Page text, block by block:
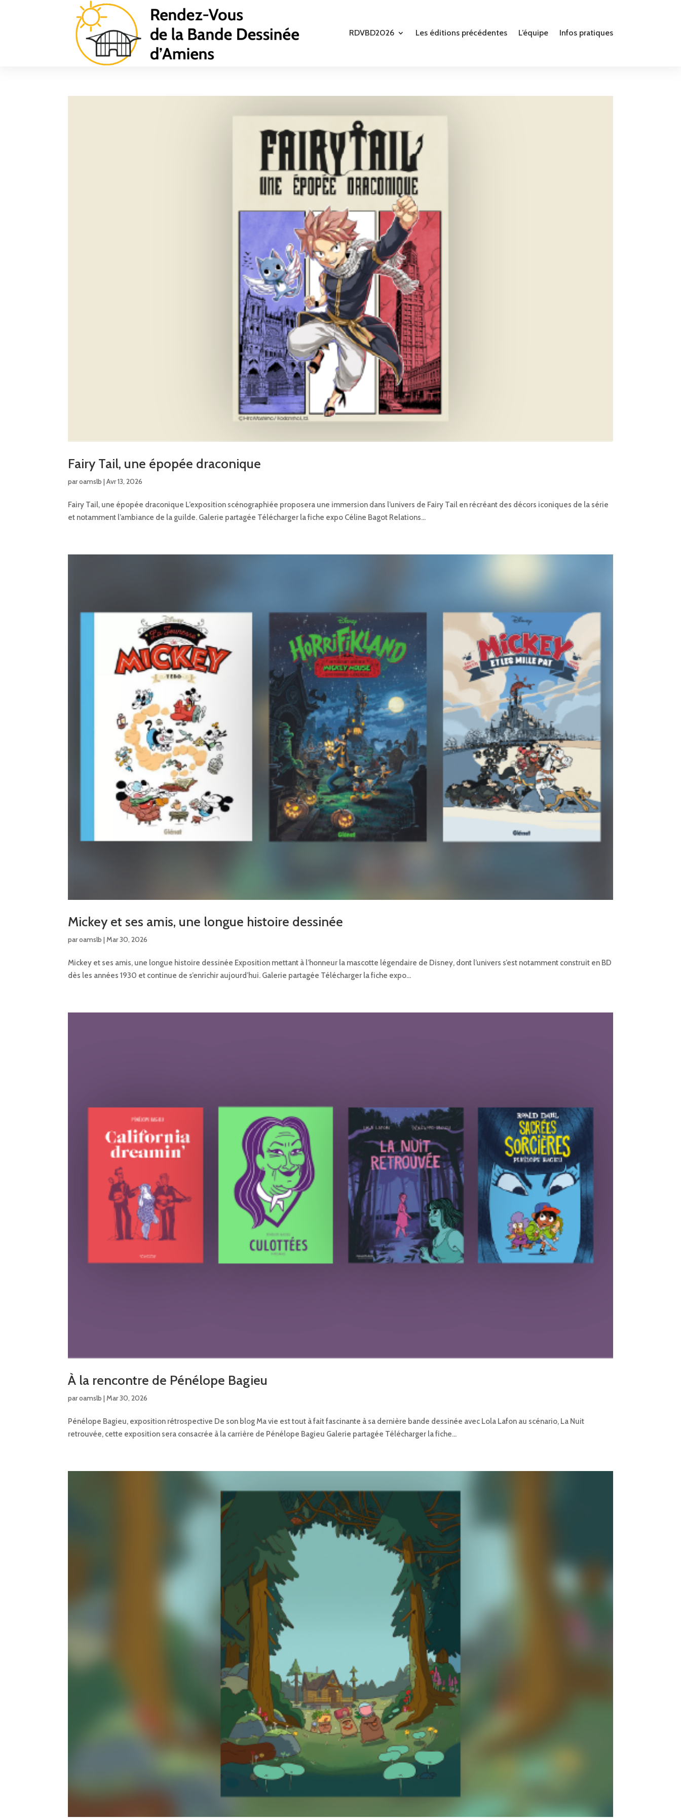
RDVBD2026 Les éditions précédentes L’équipe Infos pratiques
Fairy Tail, une épopée draconique
paroamslb |Avr 13, 2026
Fairy Tail, une épopée draconique L’exposition scénographiée proposera une immersion dans l’univers de Fairy Tail en récréant des décors iconiques de la série
et notamment l’ambiance de la guilde. Galerie partagée Télécharger la fiche expo Céline Bagot Relations...
Mickey et ses amis, une longue histoire dessinée
paroamslb |Mar 30, 2026
Mickey et ses amis, une longue histoire dessinée Exposition mettant à l’honneur la mascotte légendaire de Disney, dont l’univers s’est notamment construit en BD
dès les années 1930 et continue de s’enrichir aujourd’hui. Galerie partagée Télécharger la fiche expo...
À la rencontre de Pénélope Bagieu
paroamslb |Mar 30, 2026
Pénélope Bagieu, exposition rétrospective De son blog Ma vie est tout à fait fascinante à sa dernière bande dessinée avec Lola Lafon au scénario, La Nuit
retrouvée, cette exposition sera consacrée à la carrière de Pénélope Bagieu Galerie partagée Télécharger la fiche...